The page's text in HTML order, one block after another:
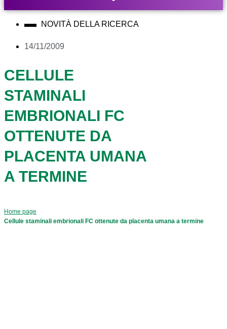
NOVITÀ DELLA RICERCA
14/11/2009
CELLULE
STAMINALI
EMBRIONALI FC
OTTENUTE DA
PLACENTA UMANA
A TERMINE
Home page
Cellule staminali embrionali FC ottenute da placenta umana a termine